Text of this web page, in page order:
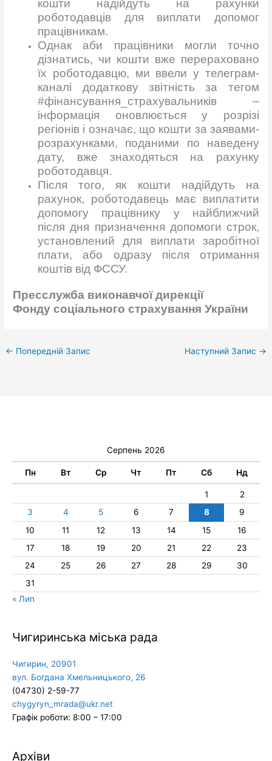
кошти надійдуть на рахунки
роботодавців для виплати допомог
працівникам.
Однак аби працівники могли точно
дізнатись, чи кошти вже перераховано
їх роботодавцю, ми ввели у телеграм-
каналі додаткову звітність за тегом
#фінансування_страхувальників –
інформація оновлюється у розрізі
регіонів і означає, що кошти за заявами-
розрахунками, поданими по наведену
дату, вже знаходяться на рахунку
роботодавця.
Після того, як кошти надійдуть на
рахунок, роботодавець має виплатити
допомогу працівнику у найближчий
після дня призначення допомоги строк,
установлений для виплати заробітної
плати, або одразу після отримання
коштів від ФССУ.
Пресслужба виконавчоїдирекції
Фонду соціального страхування України
← Попередній Запис Наступний Запис →
Серпень 2026
Пн Вт Ср Чт Пт Сб Нд
1
2
3
4 5 6 7 8
9
10
11 12 13 14 15
16
17
18 19 20 21 22
23
24
25 26 27 28 29
30
31
« Лип
Чигиринська міська рада
Чигирин, 20901
вул. Богдана Хмельницького, 26
(04730) 2-59-77
chygyryn_mrada@ukr.net
Графік роботи: 8:00 – 17:00
Архіви
Архіви